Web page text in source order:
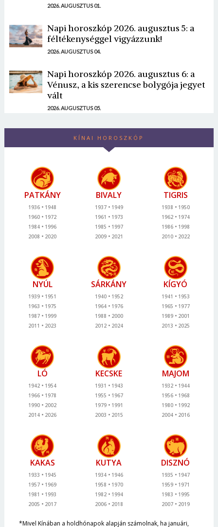
2026. AUGUSZTUS 01.
Napi horoszkóp 2026. augusztus 5: a
féltékenységgel vigyázzunk!
2026. AUGUSZTUS 04.
Napi horoszkóp 2026. augusztus 6: a
Vénusz, a kis szerencse bolygója jegyet
vált
2026. AUGUSZTUS 05.
KÍNAI HOROSZKÓP
PATKÁNY
1936
1948
1960
1972
1984
1996
2008
2020
BIVALY
1937
1949
1961
1973
1985
1997
2009
2021
TIGRIS
1938
1950
1962
1974
1986
1998
2010
2022
NYÚL
1939
1951
1963
1975
1987
1999
2011
2023
SÁRKÁNY
1940
1952
1964
1976
1988
2000
2012
2024
KÍGYÓ
1941
1953
1965
1977
1989
2001
2013
2025
LÓ
1942
1954
1966
1978
1990
2002
2014
2026
KECSKE
1931
1943
1955
1967
1979
1991
2003
2015
MAJOM
1932
1944
1956
1968
1980
1992
2004
2016
KAKAS
1933
1945
1957
1969
1981
1993
2005
2017
KUTYA
1934
1946
1958
1970
1982
1994
2006
2018
DISZNÓ
1935
1947
1959
1971
1983
1995
2007
2019
*Mivel Kínában a holdhónapok alapján számolnak, ha januári,